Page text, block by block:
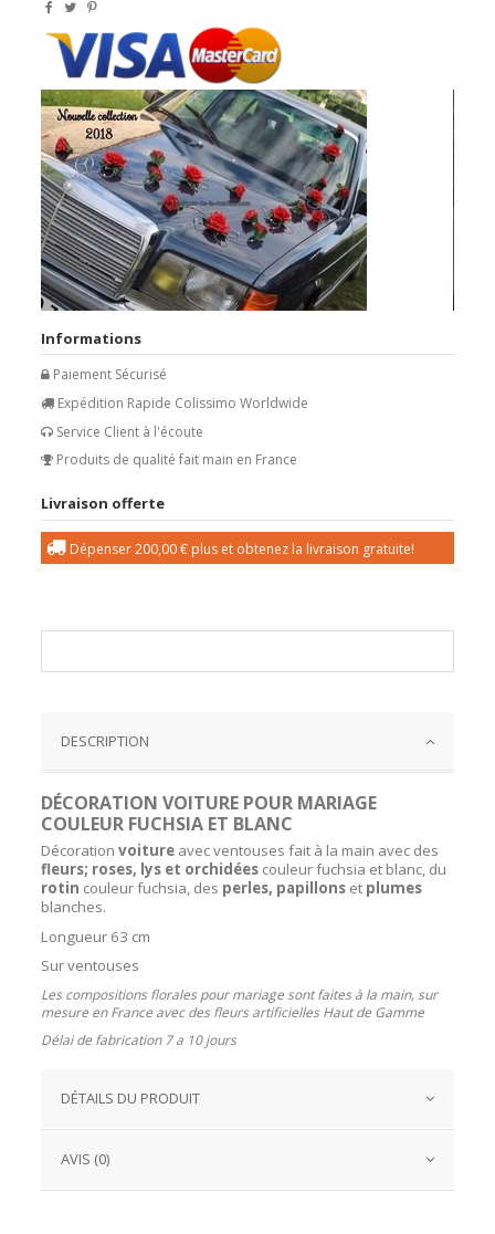
Informations
Paiement Sécurisé
Expédition Rapide Colissimo Worldwide
Service Client à l'écoute
Produits de qualité fait main en France
Livraison offerte
Dépenser200,00 € plus et obtenez la livraison gratuite!
DESCRIPTION
DÉCORATION VOITURE POUR MARIAGE
COULEUR FUCHSIA ET BLANC
Décoration voiture avec ventouses fait à la main avec des
fleurs; roses, lys et orchidées couleur fuchsia et blanc, du
rotin couleur fuchsia, des perles, papillons et plumes
blanches.
Longueur 63 cm
Sur ventouses
Les compositions florales pour mariage sont faites à la main, sur
mesure en France avec des fleurs artificielles Haut de Gamme
Délai de fabrication 7 a 10 jours
DÉTAILS DU PRODUIT
AVIS (0)